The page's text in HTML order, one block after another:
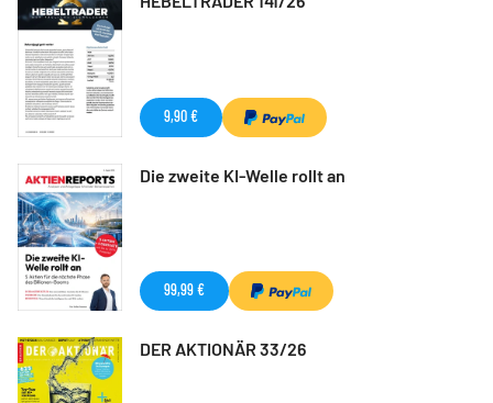
9,90 €
Die zweite KI-Welle rollt an
99,99 €
DER AKTIONÄR 33/26